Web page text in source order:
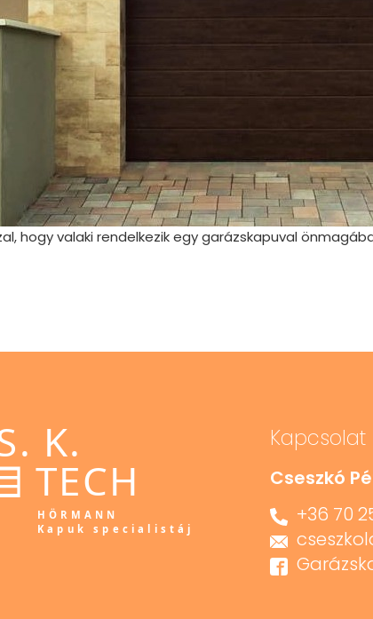
hogy valaki rendelkezik egy garázskapuval
Kapcsolat
Cseszkó
+36 70